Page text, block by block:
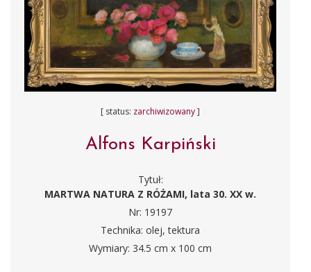
[ status: zarchiwizowany]
Alfons Karpiński
Tytuł:
MARTWA NATURA Z RÓŻAMI, lata 30. XX w.
Nr: 19197
Technika: olej, tektura
Wymiary: 34.5 cm x 100 cm